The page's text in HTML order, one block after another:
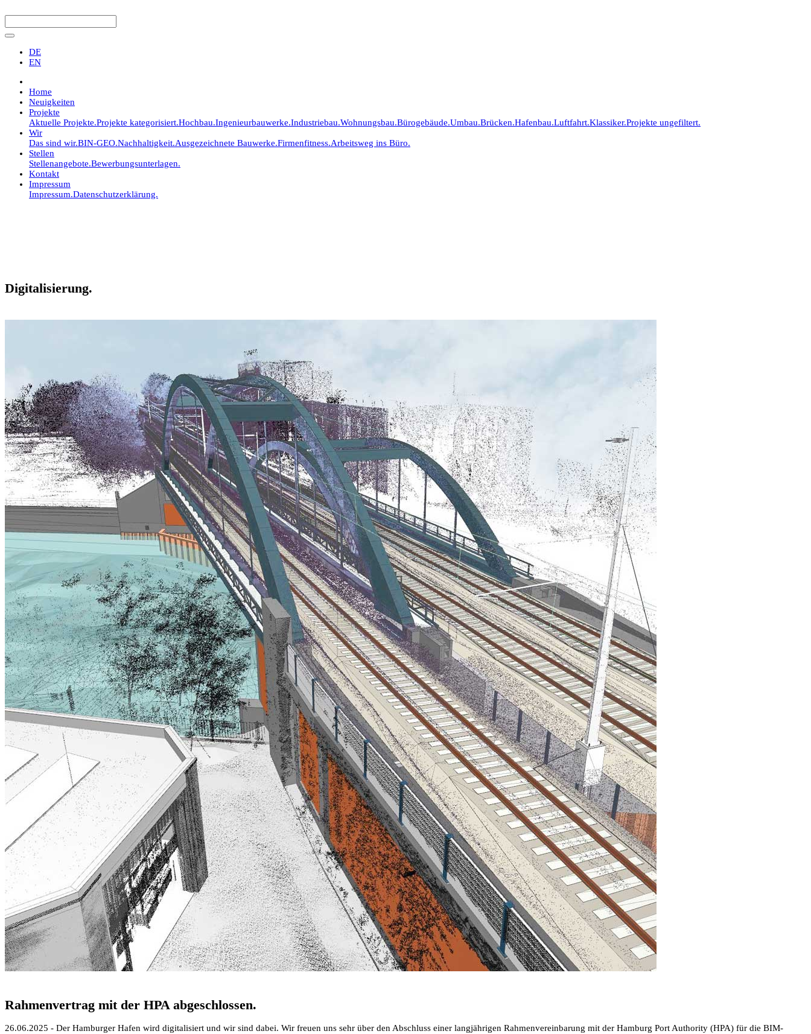
DE
EN
Home
Neuigkeiten
Projekte
Aktuelle Projekte.Projekte kategorisiert.Hochbau.Ingenieurbauwerke.Industriebau.Wohnungsbau.Bürogebäude.Umbau.Brücken.Hafenbau.Luftfahrt.Klassiker.Projekte ungefiltert.
Wir
Das sind wir.BIN-GEO.Nachhaltigkeit.Ausgezeichnete Bauwerke.Firmenfitness.Arbeitsweg ins Büro.
Stellen
Stellenangebote.Bewerbungsunterlagen.
Kontakt
Impressum
Impressum.Datenschutzerklärung.
Digitalisierung.
Rahmenvertrag mit der HPA abgeschlossen.
26.06.2025 - Der Hamburger Hafen wird digitalisiert und wir sind dabei. Wir freuen uns sehr über den Abschluss einer langjährigen Rahmenvereinbarung mit der Hamburg Port Authority (HPA) für die BIM-